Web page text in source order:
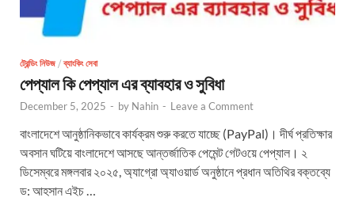
ট্রেন্ডিং নিউজ /ব্যাংকিং সেবা
পেপ্যাল কি পেপ্যাল এর ব্যাবহার ও সুবিধা
December 5, 2025 - by Nahin - Leave a Comment
বাংলাদেশে আনুষ্ঠানিকভাবে কার্যক্রম শুরু করতে যাচ্ছে (PayPal)। দীর্ঘ প্রতিক্ষার
অবসান ঘটিয়ে বাংলাদেশে আসছে আন্তর্জাতিক পেমেন্ট গেটওয়ে পেপ্যাল। ২
ডিসেম্বরে মঙ্গলবার ২০২৫, অ্যাগ্রো অ্যাওয়ার্ড অনুষ্ঠানে প্রধান অতিথির বক্তব্যে
ড: আহসান এইচ …